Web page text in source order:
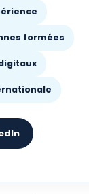
formées